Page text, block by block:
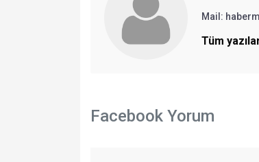
Mail:
Tüm
Facebook Yorum